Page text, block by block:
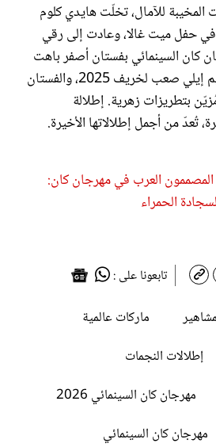
المخيبة للآمال، تخلّت هايدي كلوم
في حفل ميت غالا، وعادت إلى رقي
كان السينمائي بفستان أصفر باهت
بدون حمالات من تصميم إيلي صعب لخريف 2025، والفستان
بتطريزات زهرية. إطلالة
تُعدّ من أجمل إطلالاتها الأخيرة.
المصممون العرب في مهرجان كان:
الحمراء
تابعونا على :
ماركات عالمية
إطلالات النجمات
مهرجان كان السينمائي 2026
مهرجان كان السينمائي